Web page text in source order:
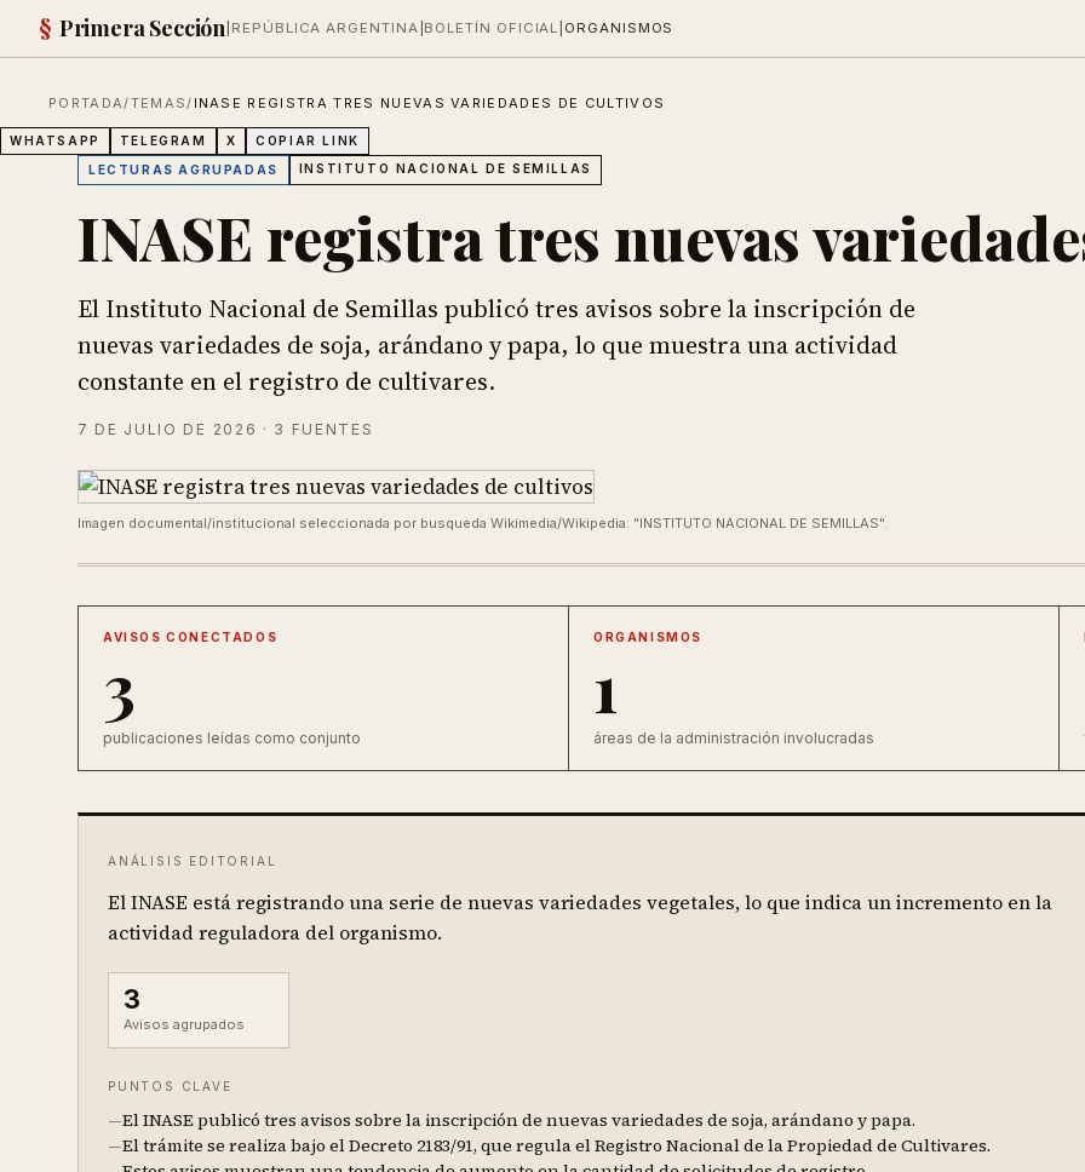
§ Primera Sección REPÚBLICA ARGENTINA BOLETÍN OFICIAL ORGANISMOS
PORTADA/TEMAS/ INASE REGISTRA TRES NUEVAS VARIEDADES DE CULTIVOS
WHATSAPP TELEGRAM X
COPIAR LINK
LECTURAS AGRUPADAS
INSTITUTO NACIONAL DE SEMILLAS
INASE registra tres nuevas
El Instituto Nacional de Semillas publicó tres avisos sobre la inscripción de
nuevas variedades de soja, arándano y papa, lo que muestra una actividad
constante en el registro de cultivares.
7 DE JULIO DE 2026 · 3 FUENTES
Imagen documental/institucional seleccionada por busqueda Wikimedia/Wikipedia: "INSTITUTO NACIONAL DE SEMILLAS".
AVISOS CONECTADOS
3
publicaciones leídas como conjunto
ORGANISMOS
1
áreas de la administración involucradas
ANÁLISIS EDITORIAL
El INASE está registrando una serie de nuevas variedades vegetales, lo que indica un incremento en la
actividad reguladora del organismo.
3
Avisos agrupados
PUNTOS CLAVE
—El INASE publicó tres avisos sobre la inscripción de nuevas variedades de soja, arándano y papa.
—El trámite se realiza bajo el Decreto 2183/91, que regula el Registro Nacional de la Propiedad de Cultivares.